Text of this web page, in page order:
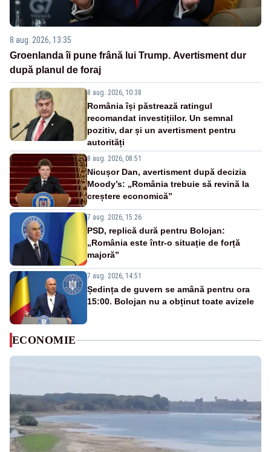
8 aug. 2026, 13:35
Groenlanda îi pune frână lui Trump. Avertisment dur
după planul de foraj
8 aug. 2026, 10:38
România își păstrează ratingul
recomandat investițiilor. Un semnal
pozitiv, dar și un avertisment pentru
autorități
8 aug. 2026, 08:51
Nicușor Dan, avertisment după decizia
Moody’s: „România trebuie să revină la
creștere economică”
7 aug. 2026, 15:26
PSD, replică dură pentru Bolojan:
„România este într-o situație de forță
majoră”
7 aug. 2026, 14:51
Ședința de guvern se amână pentru ora
15:00. Bolojan nu a obținut toate avizele
ECONOMIE